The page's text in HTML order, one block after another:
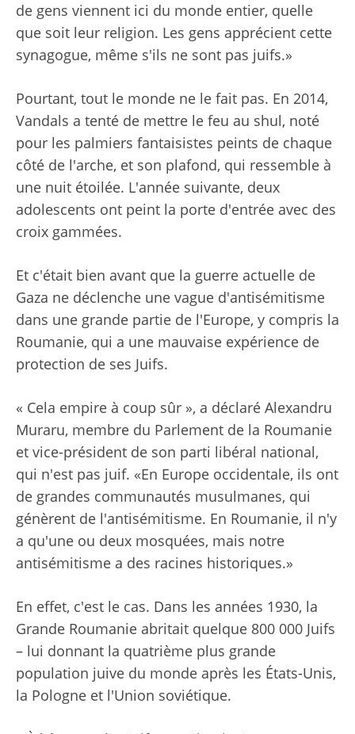
de gens viennent ici du monde entier, quelle
que soit leur religion. Les gens apprécient cette
synagogue, même s'ils ne sont pas juifs.»
Pourtant, tout le monde ne le fait pas. En 2014,
Vandals a tenté de mettre le feu au shul, noté
pour les palmiers fantaisistes peints de chaque
côté de l'arche, et son plafond, qui ressemble à
une nuit étoilée. L'année suivante, deux
adolescents ont peint la porte d'entrée avec des
croix gammées.
Et c'était bien avant que la guerre actuelle de
Gaza ne déclenche une vague d'antisémitisme
dans une grande partie de l'Europe, y compris la
Roumanie, qui a une mauvaise expérience de
protection de ses Juifs.
« Cela empire à coup sûr », a déclaré Alexandru
Muraru, membre du Parlement de la Roumanie
et vice-président de son parti libéral national,
qui n'est pas juif. «En Europe occidentale, ils ont
de grandes communautés musulmanes, qui
génèrent de l'antisémitisme. En Roumanie, il n'y
a qu'une ou deux mosquées, mais notre
antisémitisme a des racines historiques.»
En effet, c'est le cas. Dans les années 1930, la
Grande Roumanie abritait quelque 800 000 Juifs
– lui donnant la quatrième plus grande
population juive du monde après les États-Unis,
la Pologne et l'Union soviétique.